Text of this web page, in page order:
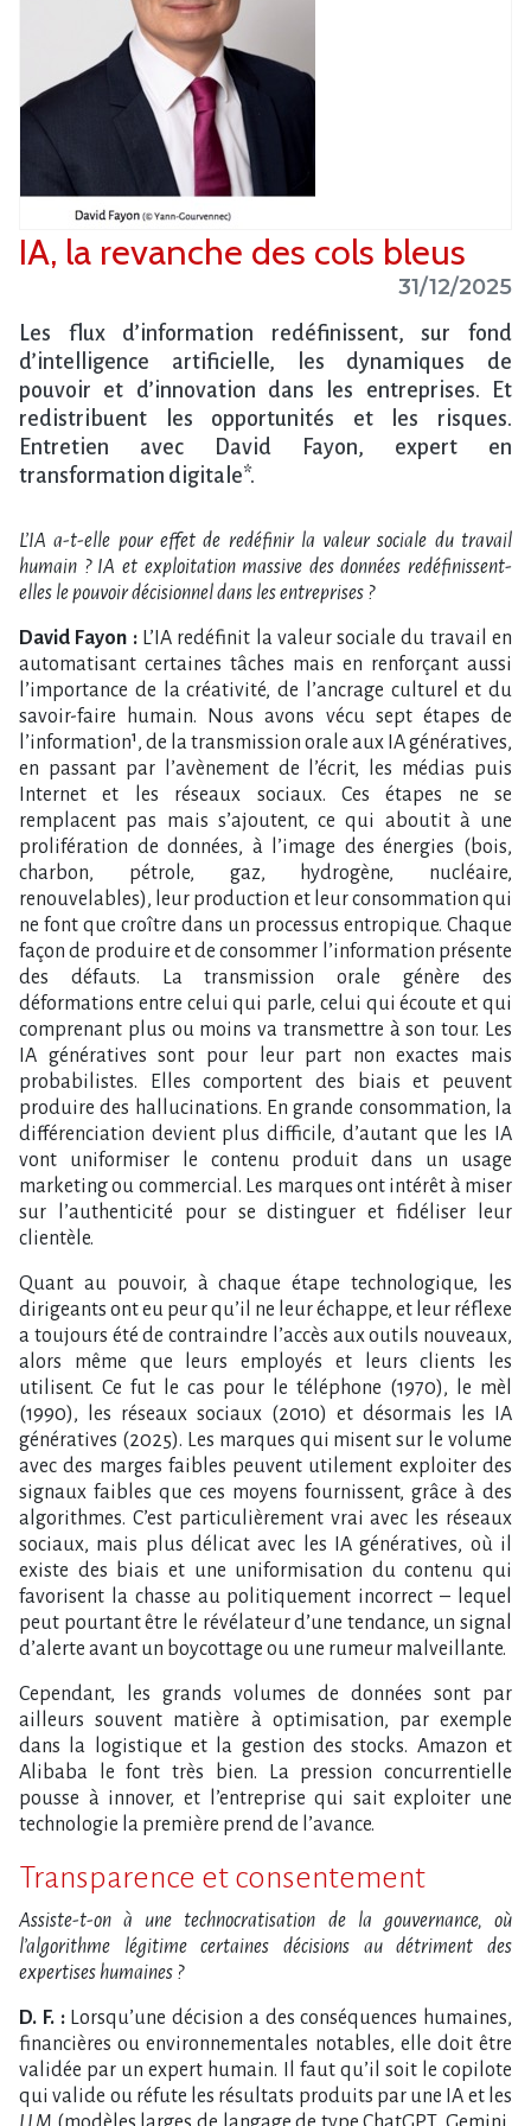
IA, la revanche des cols bleus
31/12/2025
Les flux d’information redéfinissent, sur fond
d’intelligence artificielle, les dynamiques de
pouvoir et d’innovation dans les entreprises. Et
redistribuent les opportunités et les risques.
Entretien avec David Fayon, expert en
transformation digitale*.
L’IA a-t-elle pour effet de redéfinir la valeur sociale du travail
humain ? IA et exploitation massive des données redéfinissent-
elles le pouvoir décisionnel dans les entreprises ?
David Fayon : L’IA redéfinit la valeur sociale du travail en
automatisant certaines tâches mais en renforçant aussi
l’importance de la créativité, de l’ancrage culturel et du
savoir-faire humain. Nous avons vécu sept étapes de
l’information¹, de la transmission orale aux IA génératives,
en passant par l’avènement de l’écrit, les médias puis
Internet et les réseaux sociaux. Ces étapes ne se
remplacent pas mais s’ajoutent, ce qui aboutit à une
prolifération de données, à l’image des énergies (bois,
charbon, pétrole, gaz, hydrogène, nucléaire,
renouvelables), leur production et leur consommation qui
ne font que croître dans un processus entropique. Chaque
façon de produire et de consommer l’information présente
des défauts. La transmission orale génère des
déformations entre celui qui parle, celui qui écoute et qui
comprenant plus ou moins va transmettre à son tour. Les
IA génératives sont pour leur part non exactes mais
probabilistes. Elles comportent des biais et peuvent
produire des hallucinations. En grande consommation, la
différenciation devient plus difficile, d’autant que les IA
vont uniformiser le contenu produit dans un usage
marketing ou commercial. Les marques ont intérêt à miser
sur l’authenticité pour se distinguer et fidéliser leur
clientèle.
Quant au pouvoir, à chaque étape technologique, les
dirigeants ont eu peur qu’il ne leur échappe, et leur réflexe
a toujours été de contraindre l’accès aux outils nouveaux,
alors même que leurs employés et leurs clients les
utilisent. Ce fut le cas pour le téléphone (1970), le mèl
(1990), les réseaux sociaux (2010) et désormais les IA
génératives (2025). Les marques qui misent sur le volume
avec des marges faibles peuvent utilement exploiter des
signaux faibles que ces moyens fournissent, grâce à des
algorithmes. C’est particulièrement vrai avec les réseaux
sociaux, mais plus délicat avec les IA génératives, où il
existe des biais et une uniformisation du contenu qui
favorisent la chasse au politiquement incorrect – lequel
peut pourtant être le révélateur d’une tendance, un signal
d’alerte avant un boycottage ou une rumeur malveillante.
Cependant, les grands volumes de données sont par
ailleurs souvent matière à optimisation, par exemple
dans la logistique et la gestion des stocks. Amazon et
Alibaba le font très bien. La pression concurrentielle
pousse à innover, et l’entreprise qui sait exploiter une
technologie la première prend de l’avance.
Transparence et consentement
Assiste-t-on à une technocratisation de la gouvernance, où
l’algorithme légitime certaines décisions au détriment des
expertises humaines ?
D. F. : Lorsqu’une décision a des conséquences humaines,
financières ou environnementales notables, elle doit être
validée par un expert humain. Il faut qu’il soit le copilote
qui valide ou réfute les résultats produits par une IA et les